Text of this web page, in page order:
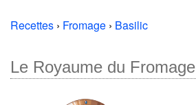
Recettes › Fromage › Basilic
Le Royaume du Fromage